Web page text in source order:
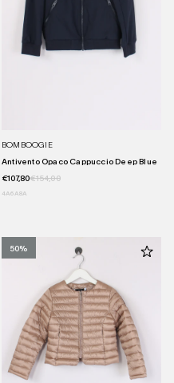
BOMBOOGIE
Antivento Opaco Cappuccio Deep Blue
€107,80€154,00
4A6A8A
50%